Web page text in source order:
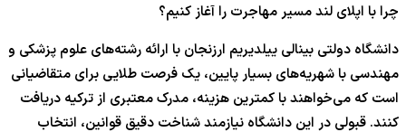
چرا با اپلای لند مسیر مهاجرت را آغاز کنیم؟
دانشگاه دولتی بینالی ییلدیریم ارزنجان با ارائه رشته‌های علوم پزشکی و
مهندسی با شهریه‌های بسیار پایین، یک فرصت طلایی برای متقاضیانی
است که می‌خواهند با کمترین هزینه، مدرک معتبری از ترکیه دریافت
کنند. قبولی در این دانشگاه نیازمند شناخت دقیق قوانین، انتخاب